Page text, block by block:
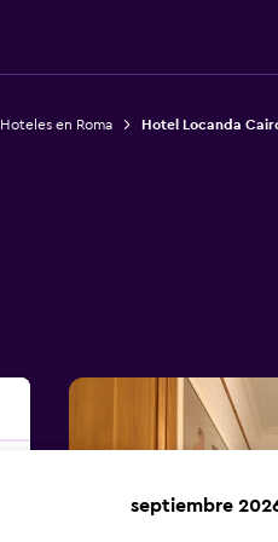
Hoteles en Roma Hotel Locanda
septiembre